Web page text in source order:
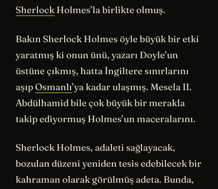
Sherlock Holmes’la birlikte olmuş.
Bakın Sherlock Holmes öyle büyük bir etki
yaratmış ki onun ünü, yazarı Doyle’un
üstüne çıkmış, hatta İngiltere sınırlarını
aşıpOsmanlı’ya kadar ulaşmış. Mesela II.
Abdülhamid bile çok büyük bir merakla
takip ediyormuş Holmes’un maceralarını.
Sherlock Holmes, adaleti sağlayacak,
bozulan düzeni yeniden tesis edebilecek bir
kahraman olarak görülmüş adeta. Bunda,